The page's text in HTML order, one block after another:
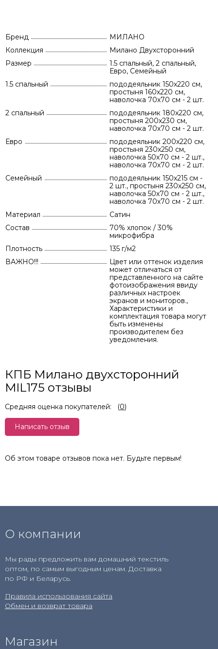
Бренд
МИЛАНО
Коллекция
Милано Двухсторонний
Размер
1.5 спальный, 2 спальный,
Евро, Семейный
1.5 спальный
пододеяльник 150х220 см,
простыня 160х220 см,
наволочка 70х70 см - 2 шт.
2 спальный
пододеяльник 180х220 см,
простыня 200х230 см,
наволочка 70х70 см - 2 шт.
Евро
пододеяльник 200х220 см,
простыня 230х250 см,
наволочка 50х70 см - 2 шт.,
наволочка 70х70 см - 2 шт.
Семейный
пододеяльник 150х215 см -
2 шт., простыня 230х250 см,
наволочка 50х70 см - 2 шт.,
наволочка 70х70 см - 2 шт.
Материал
Сатин
Состав
70% хлопок / 30%
микрофибра
Плотность
135 г/м2
ВАЖНО!!!
Цвет или оттенок изделия
может отличаться от
представленного на сайте
фотоизображения ввиду
различных настроек
экранов и мониторов.,
Характеристики и
комплектация товара могут
быть изменены
производителем без
уведомления.
КПБ Милано двухсторонний
MIL175 отзывы
Средняя оценка покупателей: (0)
Написать отзыв
Об этом товаре отзывов пока нет. Будьте первым!
О компании
Мы рады предложить вам домашний текстиль
оптом, по самым выгодным ценам. Доставка
по РФ и Беларусь.
Правила использования сайта
Обмен и возврат товара
Магазин